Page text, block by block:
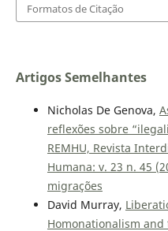
Formatos de Citação
Artigos Semelhantes
Nicholas De Genova,
reflexões sobre
REMHU, Revista
Humana: v. 23 n. 45
migrações
David Murray,
Homonationalism